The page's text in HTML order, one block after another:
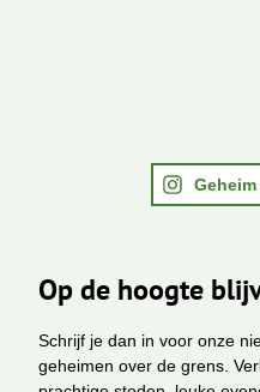
Op de hoogte
Schrijf je dan in voor onze
geheimen over de grens.